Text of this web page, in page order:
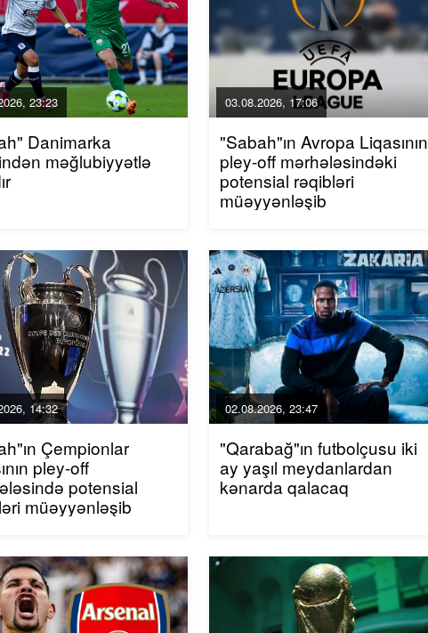
23:23
Danimarka
məğlubiyyətlə
03.08.2026, 17:06
"Sabah"ın Avropa Liqasının
pley-off mərhələsindəki
potensial rəqibləri
müəyyənləşib
14:32
Çempionlar
pley-off
potensial
müəyyənləşib
02.08.2026, 23:47
"Qarabağ"ın futbolçusu iki
ay yaşıl meydanlardan
kənarda qalacaq